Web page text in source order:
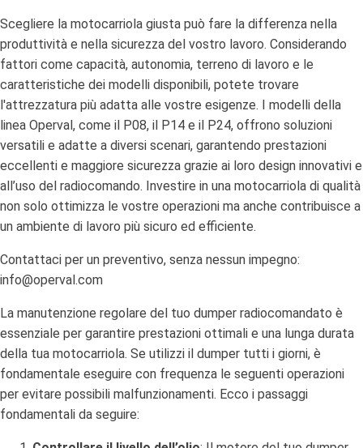
Scegliere la motocarriola giusta può fare la differenza nella
produttività e nella sicurezza del vostro lavoro. Considerando
fattori come capacità, autonomia, terreno di lavoro e le
caratteristiche dei modelli disponibili, potete trovare
l'attrezzatura più adatta alle vostre esigenze. I modelli della
linea Operval, come il P08, il P14 e il P24, offrono soluzioni
versatili e adatte a diversi scenari, garantendo prestazioni
eccellenti e maggiore sicurezza grazie ai loro design innovativi e
all’uso del radiocomando. Investire in una motocarriola di qualità
non solo ottimizza le vostre operazioni ma anche contribuisce a
un ambiente di lavoro più sicuro ed efficiente.
Contattaci per un preventivo, senza nessun impegno:
info@operval.com
La manutenzione regolare del tuo dumper radiocomandato è
essenziale per garantire prestazioni ottimali e una lunga durata
della tua motocarriola. Se utilizzi il dumper tutti i giorni, è
fondamentale eseguire con frequenza le seguenti operazioni
per evitare possibili malfunzionamenti. Ecco i passaggi
fondamentali da seguire: